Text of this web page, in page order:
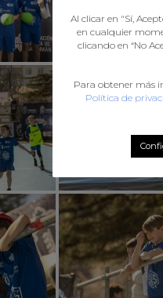
Al clicar en "Sí,
en cualquier
clicando en “No
Para obtener más
Política de